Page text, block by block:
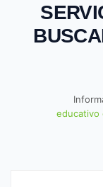
educativo